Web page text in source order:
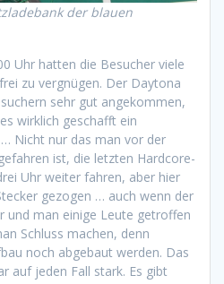
der blauen
Uhr hatten die Besucher viele
zu vergnügen. Der Daytona
sehr gut angekommen,
wirklich geschafft ein
Nicht nur das man vor der
ist, die letzten Hardcore-
Uhr weiter fahren, aber hier
gezogen … auch wenn der
und man einige Leute getroffen
Schluss machen, denn
noch abgebaut werden. Das
auf jeden Fall stark. Es gibt